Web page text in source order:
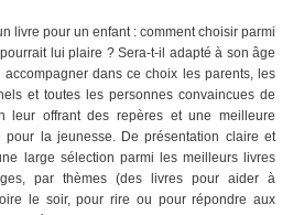
livre pour un enfant : comment choisir parmi
lui plaire ? Sera-t-il adapté à son âge
dans ce choix les parents, les
et toutes les personnes convaincues de
leur offrant des repères et une meilleure
pour la jeunesse. De présentation claire et
large sélection parmi les meilleurs livres
par thèmes (des livres pour aider à
le soir, pour rire ou pour répondre aux